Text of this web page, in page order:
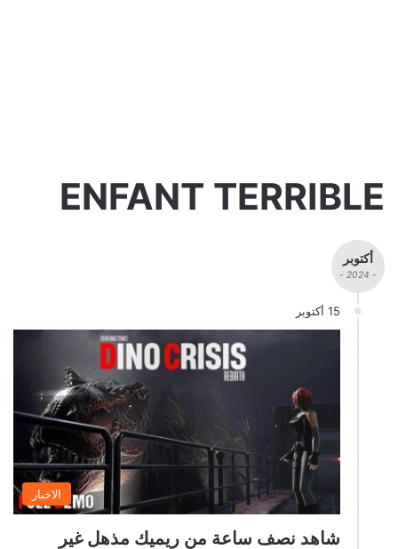
ENFANT TERRIBLE
أكتوبر
- 2024 -
15 أكتوبر
الاخبار
شاهد نصف ساعة من ريميك مذهل غير